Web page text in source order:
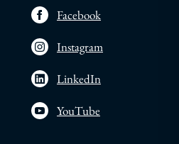
Facebook
Instagram
LinkedIn
YouTube